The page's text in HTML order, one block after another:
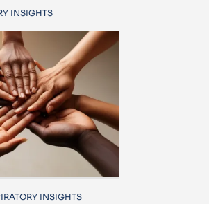
INSIGHTS
INSIGHTS